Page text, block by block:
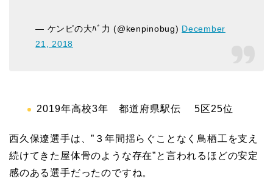
— ケンピの大ﾊﾞ力 (@kenpinobug) December
21, 2018
2019年高校3年 都道府県駅伝 5区25位
西久保遼選手は、”３年間揺らぐことなく鳥栖工を支え
続けてきた屋体骨のような存在”と言われるほどの安定
感のある選手だったのですね。